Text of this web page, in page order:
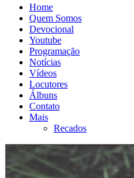
Home
Quem Somos
Devocional
Youtube
Programação
Notícias
Vídeos
Locutores
Álbuns
Contato
Mais
Recados